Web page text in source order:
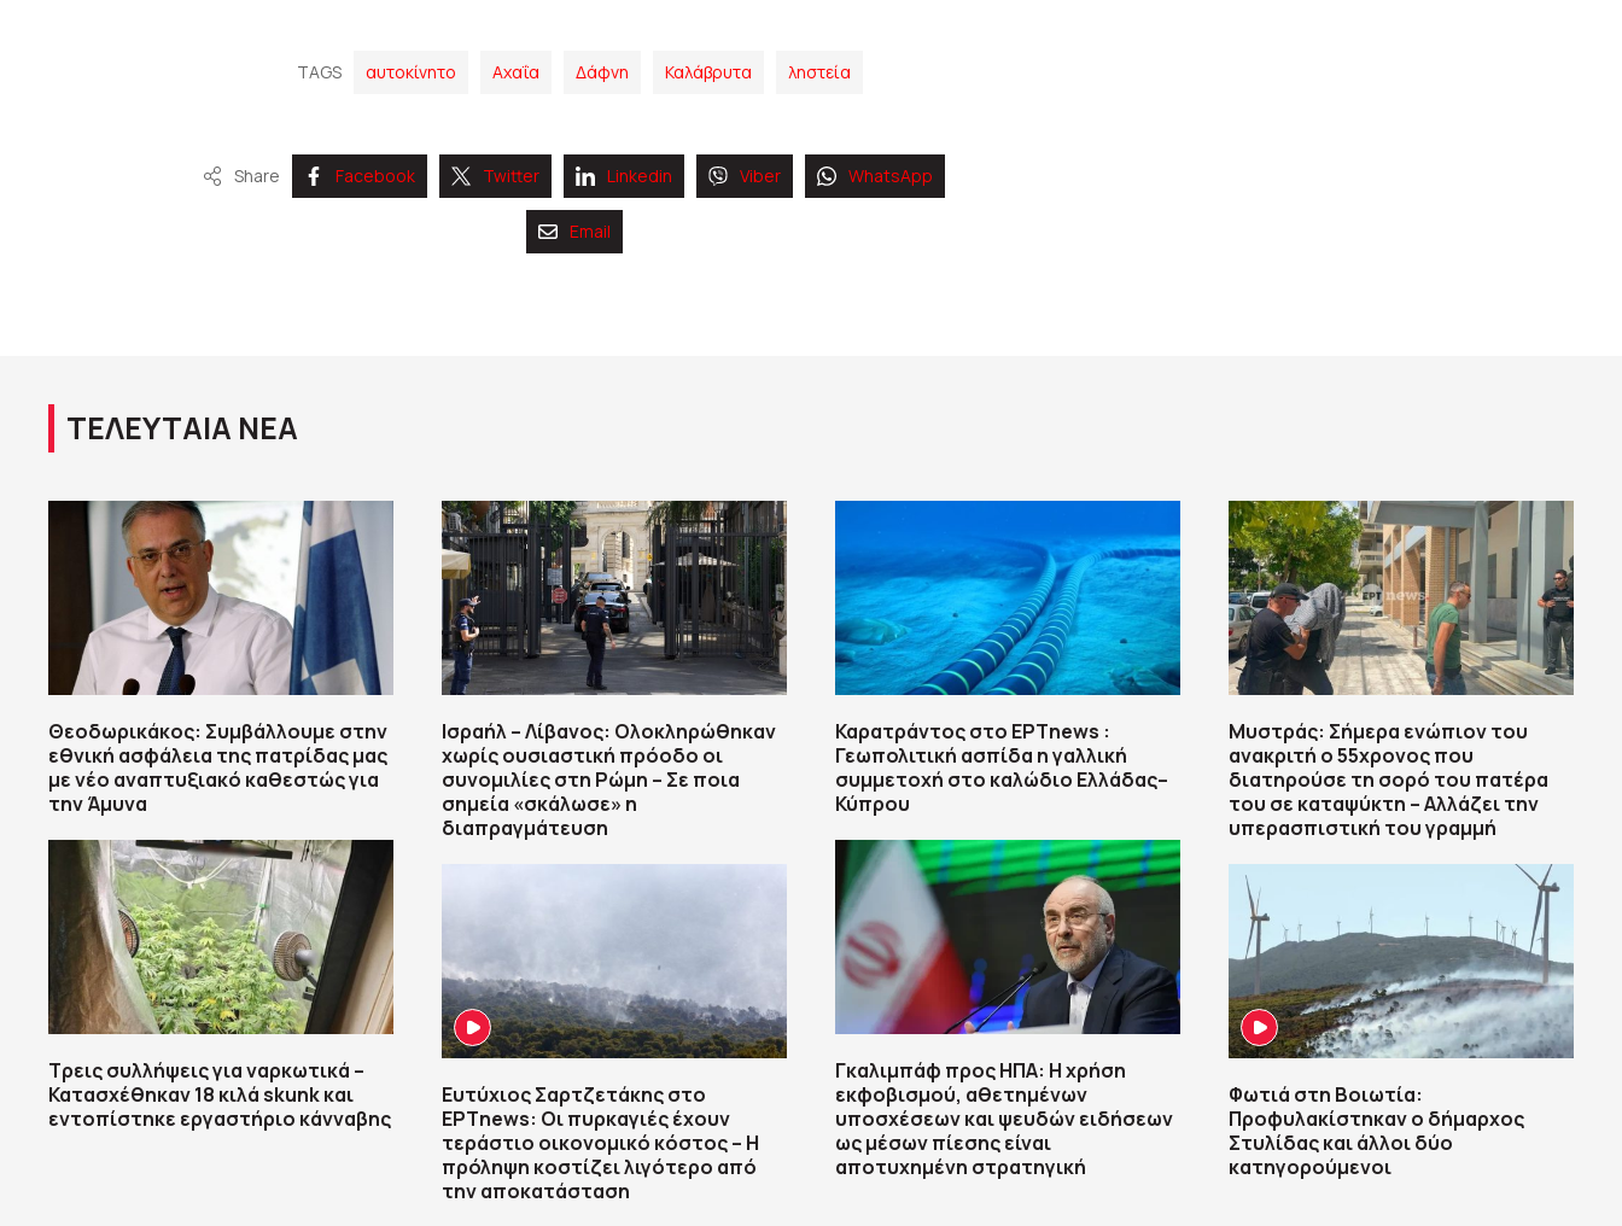
TAGS αυτοκίνητο Αχαΐα Δάφνη Καλάβρυτα ληστεία
Share Facebook Twitter Linkedin Viber WhatsApp
Email
ΤΕΛΕΥΤΑΙΑ ΝΕΑ
Θεοδωρικάκος: Συμβάλλουμε στην
εθνική ασφάλεια της πατρίδας μας
με νέο αναπτυξιακό καθεστώς για
την Άμυνα
Τρεις συλλήψεις για ναρκωτικά –
Κατασχέθηκαν 18 κιλά skunk και
εντοπίστηκε εργαστήριο κάνναβης
Ισραήλ – Λίβανος: Ολοκληρώθηκαν
χωρίς ουσιαστική πρόοδο οι
συνομιλίες στη Ρώμη – Σε ποια
σημεία «σκάλωσε» η
διαπραγμάτευση
Ευτύχιος Σαρτζετάκης στο
ΕΡΤnews: Οι πυρκαγιές έχουν
τεράστιο οικονομικό κόστος – Η
πρόληψη κοστίζει λιγότερο από
την αποκατάσταση
Καρατράντος στο ΕΡΤnews :
Γεωπολιτική ασπίδα η γαλλική
συμμετοχή στο καλώδιο Ελλάδας–
Κύπρου
Γκαλιμπάφ προς ΗΠΑ: Η χρήση
εκφοβισμού, αθετημένων
υποσχέσεων και ψευδών ειδήσεων
ως μέσων πίεσης είναι
αποτυχημένη στρατηγική
Μυστράς: Σήμερα ενώπιον του
ανακριτή ο 55χρονος που
διατηρούσε τη σορό του πατέρα
του σε καταψύκτη – Αλλάζει την
υπερασπιστική του γραμμή
Φωτιά στη Βοιωτία:
Προφυλακίστηκαν ο δήμαρχος
Στυλίδας και άλλοι δύο
κατηγορούμενοι